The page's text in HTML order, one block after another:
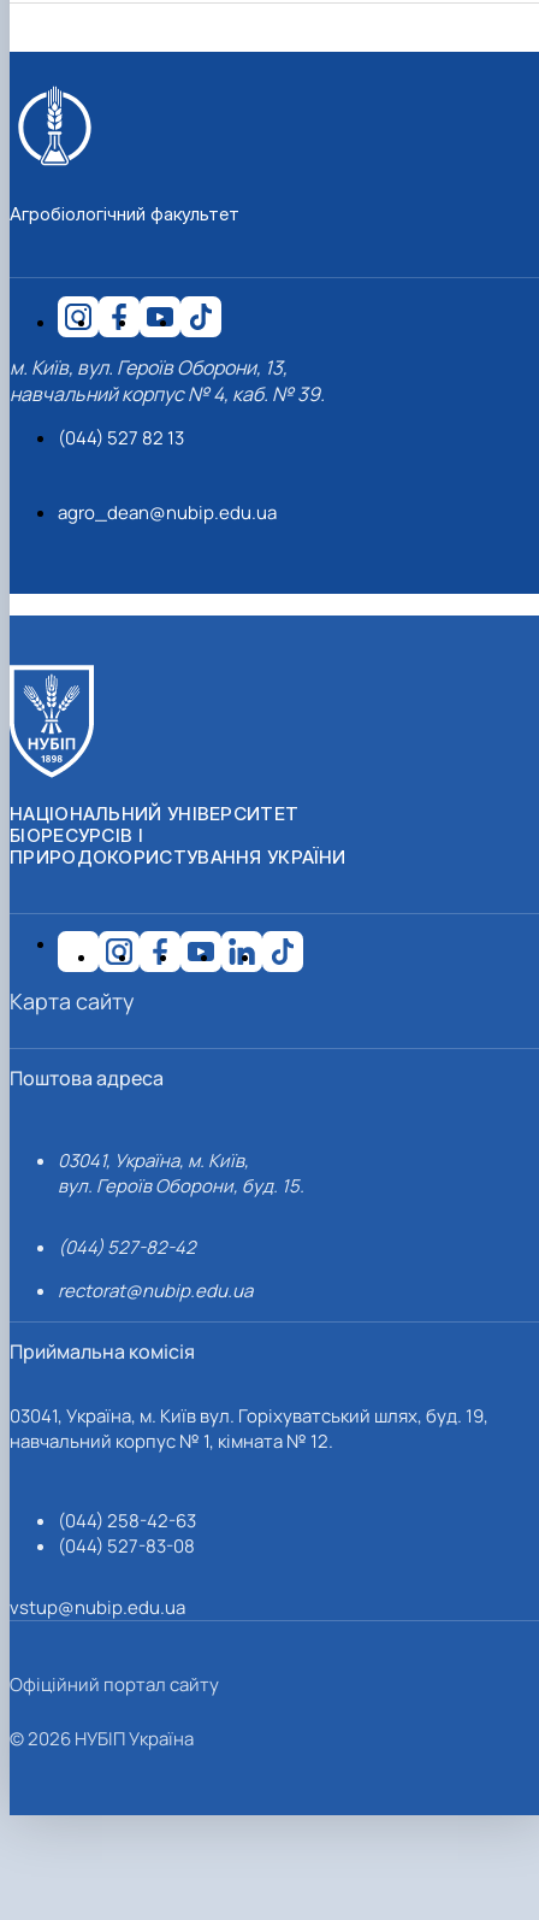
Агробіологічний факультет
м. Київ, вул. Героїв Оборони, 13,
навчальний корпус № 4, каб. № 39.
(044) 527 82 13
agro_dean@nubip.edu.ua
НАЦІОНАЛЬНИЙ УНІВЕРСИТЕТ
БІОРЕСУРСІВ І
ПРИРОДОКОРИСТУВАННЯ УКРАЇНИ
Поштова адреса
03041, Україна, м. Київ,
вул. Героїв Оборони, буд. 15.
(044) 527-82-42
rectorat@nubip.edu.ua
Приймальна комісія
03041, Україна, м. Київ вул. Горіхуватський шлях, буд. 19,
навчальний корпус № 1, кімната № 12.
(044) 258-42-63
(044) 527-83-08
vstup@nubip.edu.ua
Карта сайту
Офіційний портал сайту
© 2026 НУБІП Україна